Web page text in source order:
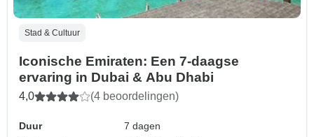
Stad & Cultuur
Iconische Emiraten: Een 7-daagse
ervaring in Dubai & Abu Dhabi
4,0 (4 beoordelingen)
Duur
7 dagen